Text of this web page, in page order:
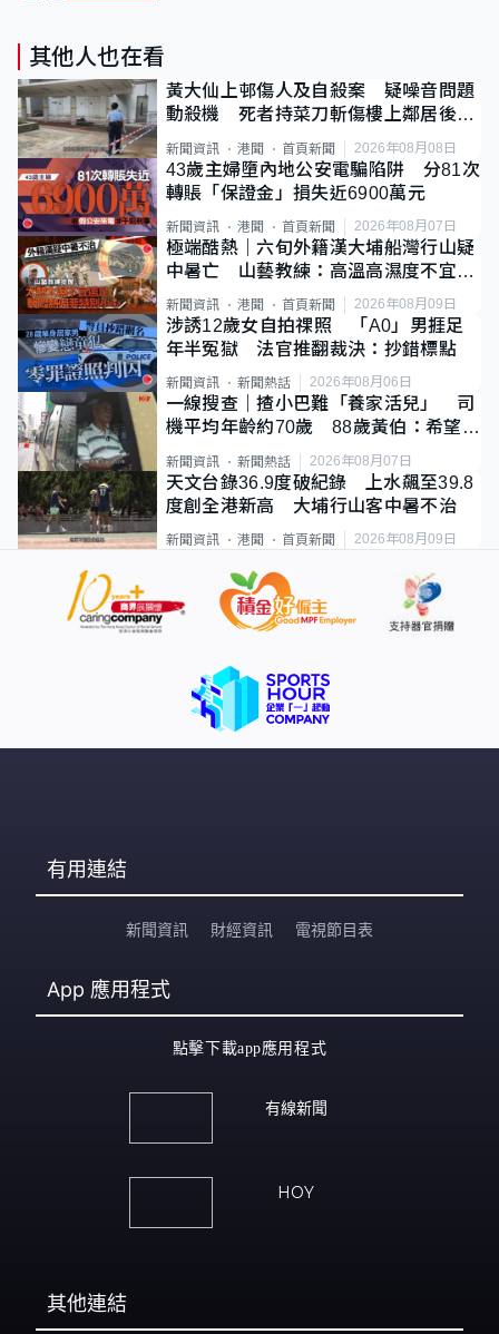
其他人也在看
黃大仙上邨傷人及自殺案 疑噪音問題
動殺機 死者持菜刀斬傷樓上鄰居後墮
新聞資訊 港聞 首頁新聞 2026年08月08日
43歲主婦墮內地公安電騙陷阱 分81次
轉賬「保證金」損失近6900萬元
新聞資訊 港聞 首頁新聞 2026年08月07日
極端酷熱｜六旬外籍漢大埔船灣行山疑
中暑亡 山藝教練：高溫高濕度不宜遠
足
新聞資訊 港聞 首頁新聞 2026年08月09日
涉誘12歲女自拍祼照 「A0」男捱足
年半冤獄 法官推翻裁決：抄錯標點
新聞資訊 新聞熱話 2026年08月06日
一線搜查｜揸小巴難「養家活兒」 司
機平均年齡約70歲 88歲黃伯：希望一
直揸落去
新聞資訊 新聞熱話 2026年08月07日
天文台錄36.9度破紀錄 上水飆至39.8
度創全港新高 大埔行山客中暑不治
新聞資訊 港聞 首頁新聞 2026年08月09日
有用連結
新聞資訊 財經資訊 電視節目表
App 應用程式
點擊下載app應用程式
有線新聞
HOY
其他連結